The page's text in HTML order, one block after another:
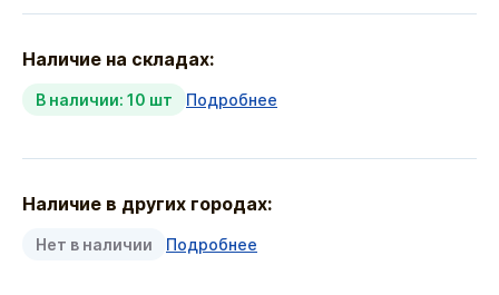
Наличие на складах:
В наличии: 10 шт Подробнее
Наличие в других городах:
Нет в наличии Подробнее